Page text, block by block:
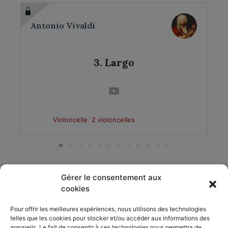
Gérer le consentement aux
cookies
Pour offrir les meilleures expériences, nous utilisons des technologies
telles que les cookies pour stocker et/ou accéder aux informations des
Antonio Vivaldi
3. Largo
Violoncelle 2 violoncelles
Les compositeurs Les séjours